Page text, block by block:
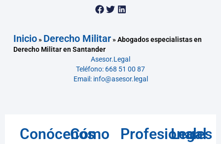
Inicio» Derecho Militar»Abogados especialistas en
Derecho Militar en Santander
Asesor.Legal
Teléfono: 668 51 00 87
Email: info@asesor.legal
Conócenos
Cómo
Profesionales
Legal